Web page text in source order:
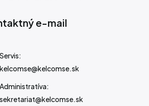
e-mail
Servis:
kelcomse@kelcomse.sk
Administratíva:
sekretariat@kelcomse.sk